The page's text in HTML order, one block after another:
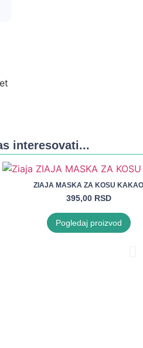
interesovati...
ZIAJA MASKA ZA KOSU KAKAO
395,00 RSD
Pogledaj proizvod